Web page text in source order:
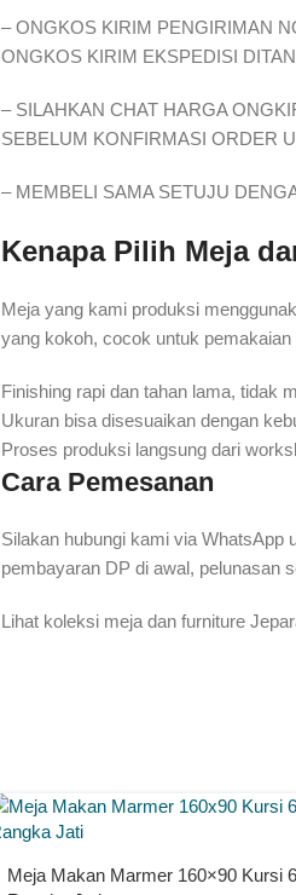
– ONGKOS KIRIM PENGIRIMAN
ONGKOS KIRIM EKSPEDISI
– SILAHKAN CHAT HARGA
SEBELUM KONFIRMASI ORDER
– MEMBELI SAMA SETUJU
Kenapa Pilih Meja
Meja yang kami produksi
yang kokoh, cocok untuk
Finishing rapi dan tahan lama, tidak
Ukuran bisa disesuaikan dengan
Proses produksi langsung dari
Cara Pemesanan
Silakan hubungi kami via WhatsApp
pembayaran DP di awal, pelunasan
Lihat koleksi meja dan furniture
Meja Makan Marmer 160×90 Kursi 6